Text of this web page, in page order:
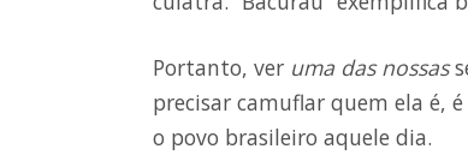
Portanto, ver uma das nossas
precisar camuflar quem ela é,
o povo brasileiro aquele dia.